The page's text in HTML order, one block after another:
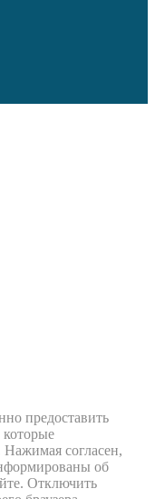
предоставить
согласен,
об
Отключить